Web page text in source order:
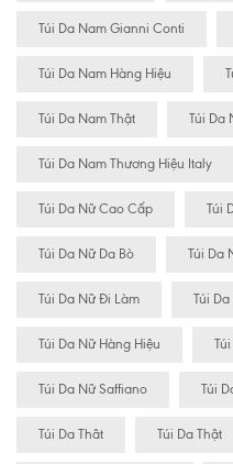
Túi Da Nam Gianni Conti
Túi Da Nam Hàng Hiệu
Túi Da Nam Thật Túi Da
Túi Da Nam Thương Hiệu Italy
Túi Da Nữ Cao Cấp Túi
Túi Da Nữ Da Bò Túi Da
Túi Da Nữ Đi Làm Túi
Túi Da Nữ Hàng Hiệu
Túi Da Nữ Saffiano Túi
Túi Da Thât Túi Da Thật